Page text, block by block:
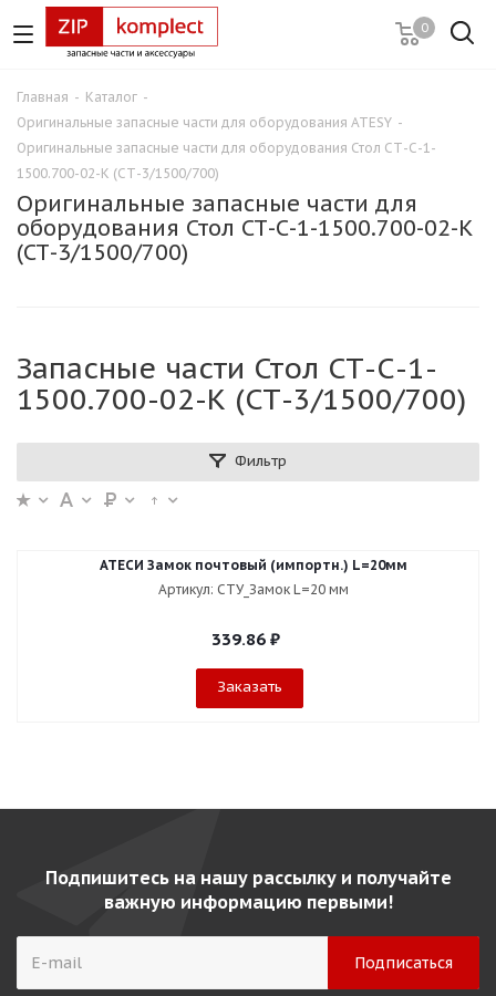
0
Главная - Каталог -
Оригинальные запасные части для оборудования ATESY -
Оригинальные запасные части для оборудования Стол СТ-С-1-
1500.700-02-К (СТ-3/1500/700)
Оригинальные запасные части для
оборудования Стол СТ-С-1-1500.700-02-К
(СТ-3/1500/700)
Запасные части Стол СТ-С-1-
1500.700-02-К (СТ-3/1500/700)
Фильтр
АТЕСИ Замок почтовый (импортн.) L=20мм
Артикул: СТУ_Замок L=20 мм
339.86₽
Заказать
Подпишитесь на нашу рассылку и получайте
важную информацию первыми!